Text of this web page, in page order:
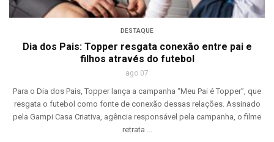
DESTAQUE
Dia dos Pais: Topper resgata conexão entre pai e
filhos através do futebol
ago 07
Para o Dia dos Pais, Topper lança a campanha “Meu Pai é Topper”, que
resgata o futebol como fonte de conexão dessas relações. Assinado
pela Gampi Casa Criativa, agência responsável pela campanha, o filme
retrata ...